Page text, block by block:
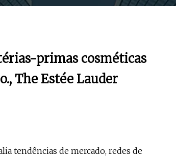
primas cosméticas
The Estée Lauder
tendências de mercado, redes de